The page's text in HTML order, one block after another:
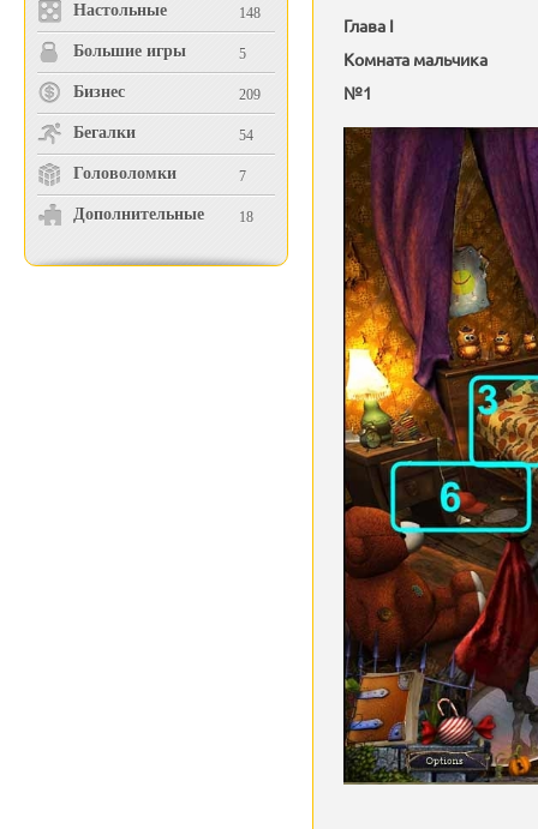
Настольные 148
Большие игры 5
Бизнес 209
Бегалки 54
Головоломки 7
Дополнительные 18
Глава I
Комната мальчика
№1